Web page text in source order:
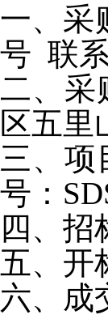
一、采
号 联
二、采
区五里
三、
号：
四、招
五、开
六、成